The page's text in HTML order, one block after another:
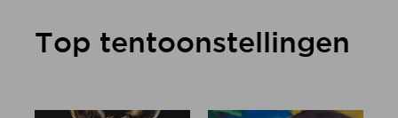
Top tentoonstellingen